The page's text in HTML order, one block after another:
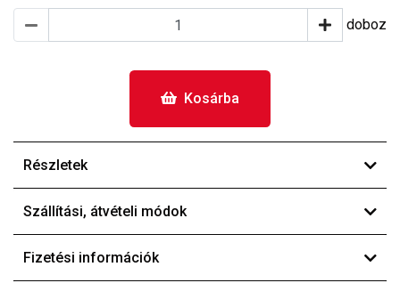
doboz
Kosárba
Részletek
Szállítási, átvételi módok
Fizetési információk